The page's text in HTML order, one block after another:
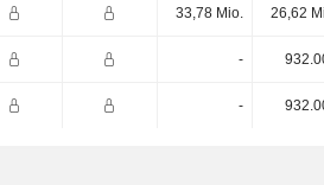
33,78 Mio. 26,62
-
-